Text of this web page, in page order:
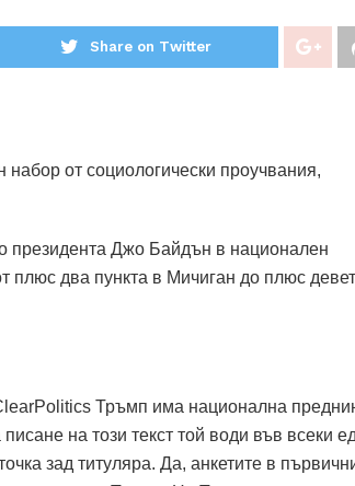
Share on Twitter
от социологически проучвания,
президента Джо Байдън в национален
плюс два пункта в Мичиган до плюс девет
Тръмп има национална
на този текст той води във всеки
зад титуляра. Да, анкетите в